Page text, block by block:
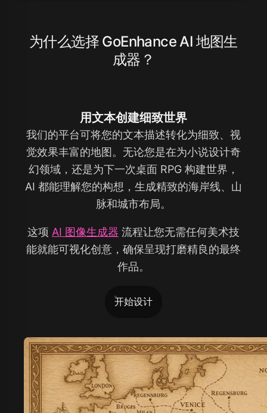
为什么选择 GoEnhance AI 地图生
成器？
用文本创建细致世界
我们的平台可将您的文本描述转化为细致、视
觉效果丰富的地图。无论您是在为小说设计奇
幻领域，还是为下一次桌面 RPG 构建世界，
AI 都能理解您的构想，生成精致的海岸线、山
脉和城市布局。
这项 AI 图像生成器 流程让您无需任何美术技
能就能可视化创意，确保呈现打磨精良的最终
作品。
开始设计